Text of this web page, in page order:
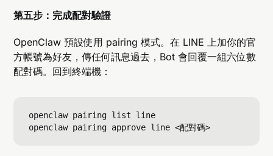
第五步：完成配對驗證
OpenClaw 預設使用 pairing 模式。在 LINE 上加你的官
方帳號為好友，傳任何訊息過去，Bot 會回覆一組六位數
配對碼。回到終端機：
openclaw pairing list line